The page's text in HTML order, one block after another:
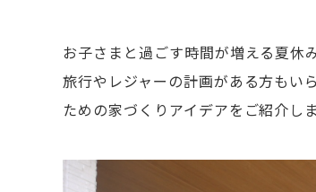
お子さまと過ごす時間が増える夏休み
旅行やレジャーの計画がある方もい
ための家づくりアイデアをご紹介しま